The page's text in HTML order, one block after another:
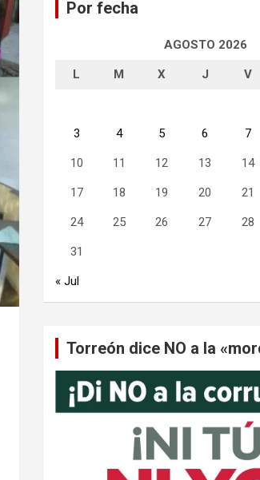
Por fecha
AGOSTO 2026
L M X J V
3 4 5 6 7
10 11 12 13 14
17 18 19 20 21
24 25 26 27 28
31
« Jul
Torreón dice NO a la